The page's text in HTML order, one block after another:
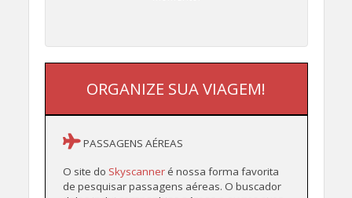
ORGANIZE SUA VIAGEM!
PASSAGENS AÉREAS
O site do Skyscanner é nossa forma favorita
de pesquisar passagens aéreas. O buscador